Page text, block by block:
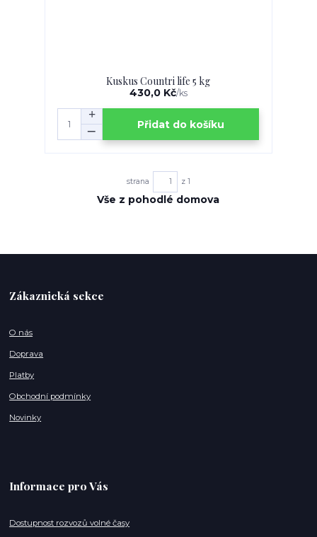
Kuskus Countri life 5 kg
430,0 Kč/ks
Přidat do košíku
strana z 1
Vše z pohodlé domova
Zákaznická sekce
O nás
Doprava
Platby
Obchodní podmínky
Novinky
Informace pro Vás
Dostupnost rozvozů volné časy